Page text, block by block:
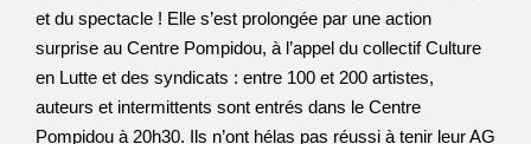
et du spectacle ! Elle s’est prolongée par une action
surprise au Centre Pompidou, à l’appel du collectif Culture
en Lutte et des syndicats : entre 100 et 200 artistes,
auteurs et intermittents sont entrés dans le Centre
Pompidou à 20h30. Ils n’ont hélas pas réussi à tenir leur AG